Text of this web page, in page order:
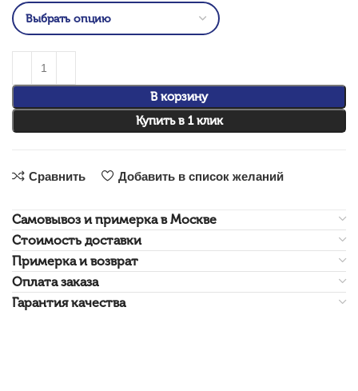
В корзину
Купить в 1 клик
Сравнить Добавить в список желаний
Самовывоз и примерка в Москве
Стоимость доставки
Примерка и возврат
Оплата заказа
Гарантия качества